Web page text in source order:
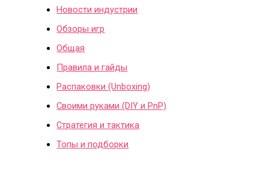
Новости индустрии
Обзоры игр
Общая
Правила и гайды
Распаковки (Unboxing)
Своими руками (DIY и PnP)
Стратегия и тактика
Топы и подборки